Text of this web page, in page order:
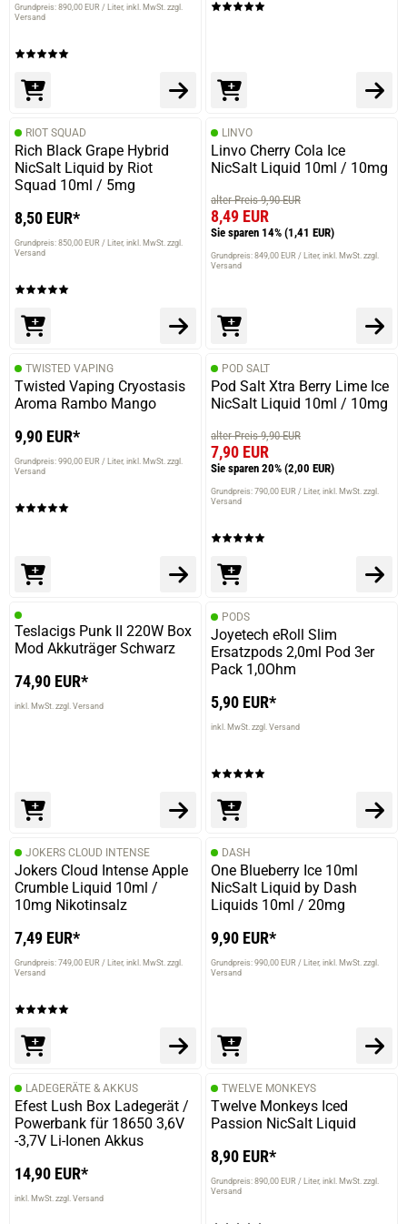
prev
Grundpreis: 890,00 EUR / Liter inkl. MwSt. zzgl.
Versand
RIOT SQUAD
Rich Black Grape Hybrid
NicSalt Liquid by Riot
Squad 10ml / 5mg
8,50 EUR*
Grundpreis: 850,00 EUR / Liter inkl. MwSt. zzgl.
Versand
LINVO
Linvo Cherry Cola Ice
NicSalt Liquid 10ml / 10mg
alter Preis 9,90 EUR
8,49 EUR
Sie sparen 14% (1,41 EUR)
Grundpreis: 849,00 EUR / Liter inkl. MwSt. zzgl.
Versand
TWISTED VAPING
Twisted Vaping Cryostasis
Aroma Rambo Mango
9,90 EUR*
Grundpreis: 990,00 EUR / Liter inkl. MwSt. zzgl.
Versand
POD SALT
Pod Salt Xtra Berry Lime Ice
NicSalt Liquid 10ml / 10mg
alter Preis 9,90 EUR
7,90 EUR
Sie sparen 20% (2,00 EUR)
Grundpreis: 790,00 EUR / Liter inkl. MwSt. zzgl.
Versand
Teslacigs Punk II 220W Box
Mod Akkuträger Schwarz
74,90 EUR*
inkl. MwSt. zzgl. Versand
PODS
Joyetech eRoll Slim
Ersatzpods 2,0ml Pod 3er
Pack 1,0Ohm
5,90 EUR*
inkl. MwSt. zzgl. Versand
JOKERS CLOUD INTENSE
Jokers Cloud Intense Apple
Crumble Liquid 10ml /
10mg Nikotinsalz
7,49 EUR*
Grundpreis: 749,00 EUR / Liter inkl. MwSt. zzgl.
Versand
DASH
One Blueberry Ice 10ml
NicSalt Liquid by Dash
Liquids 10ml / 20mg
9,90 EUR*
Grundpreis: 990,00 EUR / Liter inkl. MwSt. zzgl.
Versand
LADEGERÄTE & AKKUS
Efest Lush Box Ladegerät /
Powerbank für 18650 3,6V
-3,7V Li-Ionen Akkus
14,90 EUR*
inkl. MwSt. zzgl. Versand
TWELVE MONKEYS
Twelve Monkeys Iced
Passion NicSalt Liquid
8,90 EUR*
Grundpreis: 890,00 EUR / Liter inkl. MwSt. zzgl.
Versand